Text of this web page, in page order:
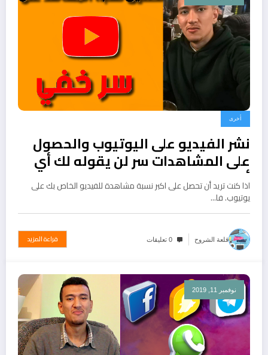
أخرى
نشر الفيديو على اليوتيوب والحصول
على المشاهدات سر لن يقوله لك أي
أحد
اذا كنت تريد أن تحصل على اكبر نسبة مشاهدة للفيديو الخاص بك على
يوتيوب. فا…
قلعة الشروح 0 تعليقات قراءة المزيد
نوفمبر 11, 2019